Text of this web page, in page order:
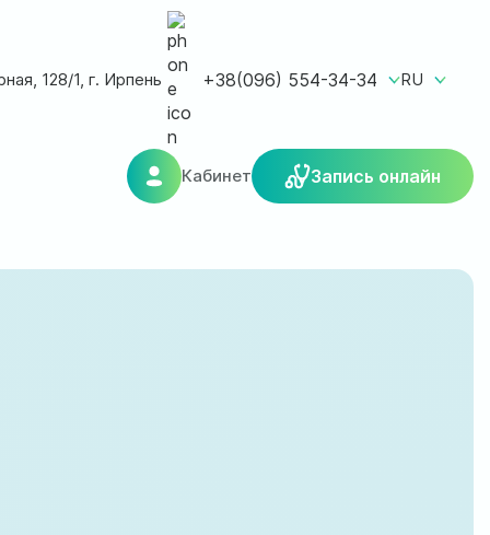
128/1, г. Ирпень +38(096) 554-34-34 RU
Кабинет Запись онлайн